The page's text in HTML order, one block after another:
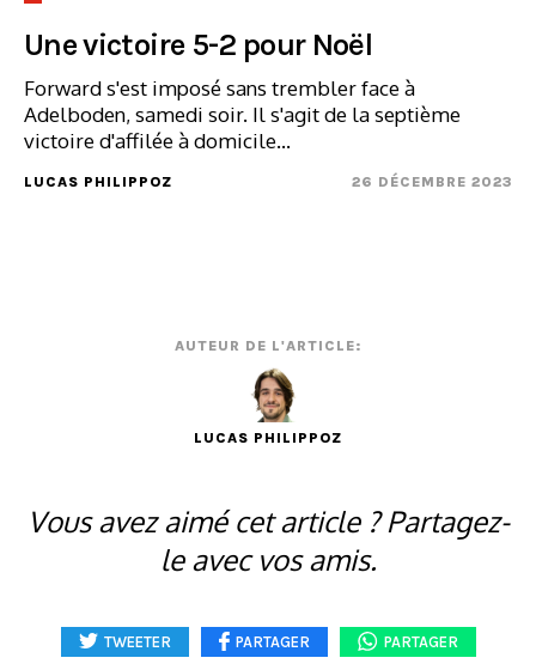
Une victoire 5-2 pour Noël
Forward s'est imposé sans trembler face à
Adelboden, samedi soir. Il s'agit de la septième
victoire d'affilée à domicile...
LUCAS PHILIPPOZ 26 DÉCEMBRE 2023
AUTEUR DE L'ARTICLE:
LUCAS PHILIPPOZ
Vous avez aimé cet article ? Partagez-
le avec vos amis.
TWEETER PARTAGER PARTAGER